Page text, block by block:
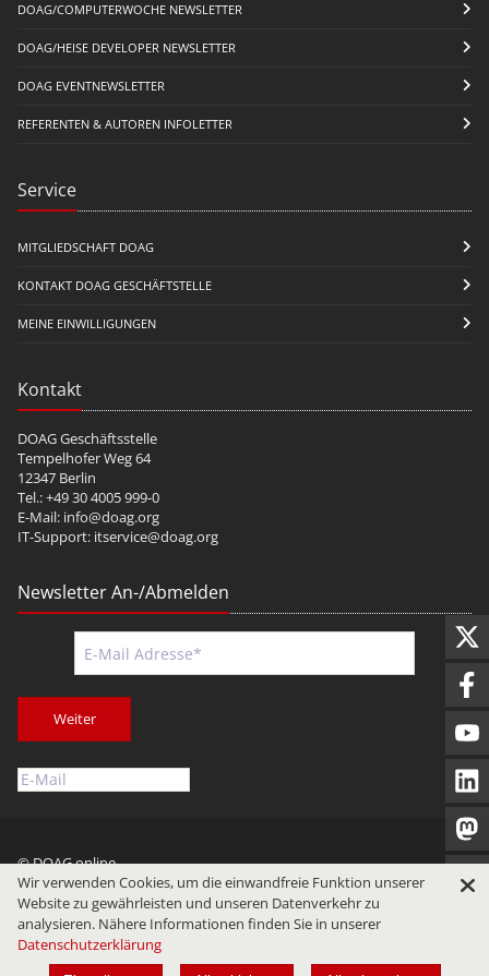
DOAG/COMPUTERWOCHE NEWSLETTER
DOAG/HEISE DEVELOPER NEWSLETTER
DOAG EVENTNEWSLETTER
REFERENTEN & AUTOREN INFOLETTER
Service
MITGLIEDSCHAFT DOAG
KONTAKT DOAG GESCHÄFTSTELLE
MEINE EINWILLIGUNGEN
Kontakt
DOAG Geschäftsstelle
Tempelhofer Weg 64
12347 Berlin
Tel.: +49 30 4005 999-0
E-Mail: info@doag.org
IT-Support: itservice@doag.org
Newsletter An-/Abmelden
Weiter
© DOAG online
Impressum
Datenschutz Nutzungsbedingungen
Wir verwenden Cookies, um die einwandfreie Funktion unserer
Website zu gewährleisten und unseren Datenverkehr zu
analysieren. Nähere Informationen finden Sie in unserer
Datenschutzerklärung